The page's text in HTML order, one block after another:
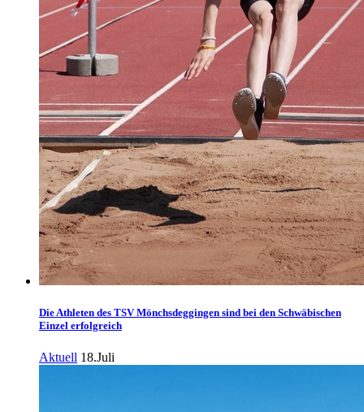
Die Athleten des TSV Mönchsdeggingen sind bei den Schwäbischen
Einzel erfolgreich
Aktuell 18.Juli